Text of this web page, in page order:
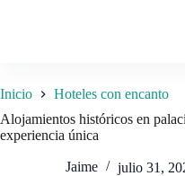
Inicio
Hoteles con encanto
Alojamientos históricos en
experiencia única
Jaime julio 31,